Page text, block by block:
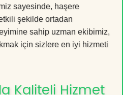
sayesinde, haşere
şekilde ortadan
sahip uzman ekibimiz,
için sizlere en iyi hizmeti
Kaliteli Hizmet